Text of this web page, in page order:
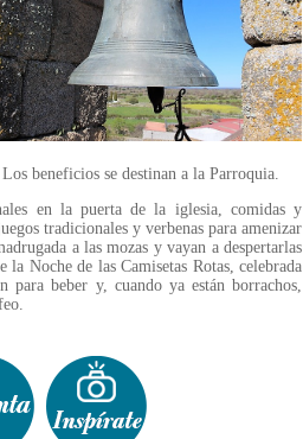
beneficios se destinan a la Parroquia.
en la puerta de la iglesia, comidas y
tradicionales y verbenas para amenizar
a las mozas y vayan a despertarlas
Noche de las Camisetas Rotas, celebrada
beber y, cuando ya están borrachos,